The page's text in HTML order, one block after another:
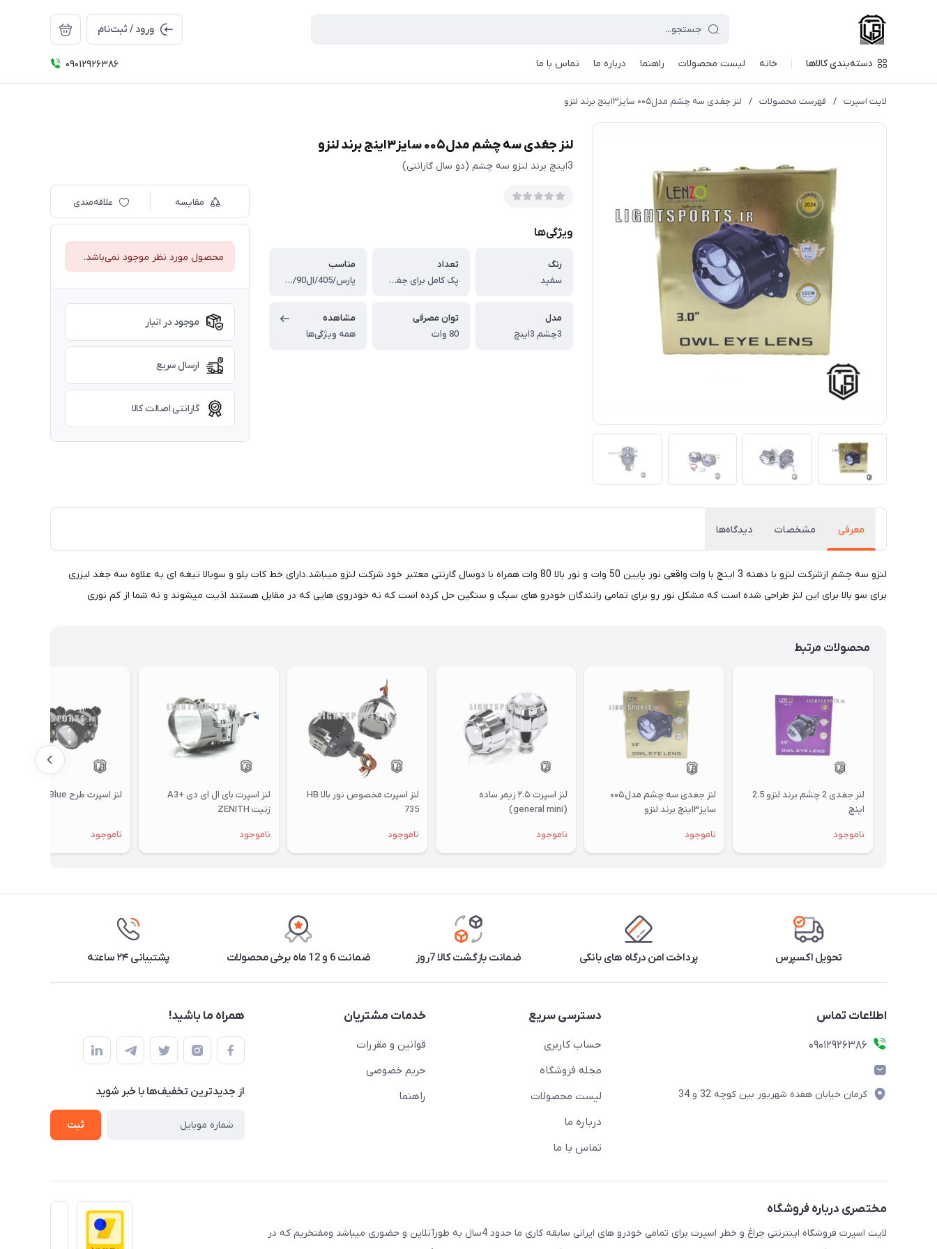
ورود / ثبت‌نام
دسته‌بندی کالاها خانه لیست محصولات راهنما درباره ما تماس با ما 09012926386
لایت اسپرت / فهرست محصولات / لنز جغدی سه چشم مدل۰۰۵ سایز۳اینج برند لنزو
لنز جغدی سه چشم مدل۰۰۵ سایز۳اینج برند لنزو
3اینچ برند لنزو سه چشم (دو سال گارانتی)
ویژگی‌ها
رنگ
سفید
تعداد
پک کامل برای جفت چراغ
مناسب
پارس/405/ال90/سمند/سمند سورن/207/پوروتون/شاهین/تارا/ساینا
مدل
3چشم 3اینچ
توان مصرفی
80 وات
مشاهده
همه ویژگی‌ها
مقایسه علاقه‌مندی
محصول مورد نظر موجود نمی‌باشد.
موجود در انبار
ارسال سریع
گارانتی اصالت کالا
معرفی مشخصات دیدگاه‌ها
لنزو سه چشم ازشرکت لنزو با دهنه 3 اینچ با وات واقعی نور پایین 50 وات و نور بالا 80 وات همراه با دوسال گارنتی معتبر خود شرکت لنزو میباشد.دارای خط کات بلو و سوبالا تیغه ای به علاوه سه جغد لیزری
برای سو بالا برای این لنز طراحی شده است که مشکل نور رو برای تمامی رانندگان خودرو های سبگ و سنگین حل کرده است که نه خودروی هایی که در مقابل هستند اذیت میشوند و نه شما از کم نوری
محصولات مرتبط
لنز جغدی 2 چشم برند لنزو 2.5
اینچ
ناموجود
لنز جغدی سه چشم مدل۰۰۵
سایز۳اینج برند لنزو
ناموجود
لنز اسپرت ۲.۵ زیمر ساده
(general mini)
ناموجود
لنز اسپرت مخصوص نور بالا HB
735
ناموجود
لنز اسپرت بای ال ای دی +A3
زنیت ZENITH
ناموجود
لنز اسپرت طرح Blue
ناموجود
تحویل اکسپرس پرداخت امن درگاه های بانکی ضمانت بازگشت کالا 7روز ضمانت 6 و 12 ماه برخی محصولات پشتیبانی ۲۴ ساعته
اطلاعات تماس
09012926386
کرمان خیابان هفده شهریور بین کوچه 32 و 34
دسترسی سریع
حساب کاربری
مجله فروشگاه
لیست محصولات
درباره ما
تماس با ما
خدمات مشتریان
قوانین و مقررات
حریم خصوصی
راهنما
همراه ما باشید!
از جدید‌ترین تخفیف‌ها با‌ خبر شوید
ثبت
مختصری درباره فروشگاه
لایت اسپرت فروشگاه اینترنتی چراغ و خطر اسپرت برای تمامی خودرو های ایرانی سابقه کاری ما حدود 4سال به طورآنلاین و حضوری میباشد ومفتخریم که در